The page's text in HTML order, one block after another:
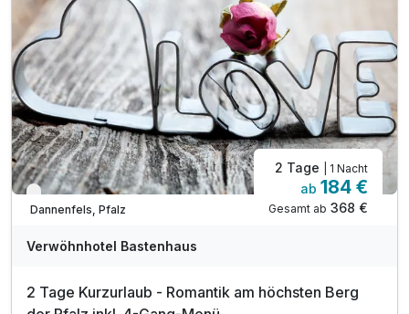
inkl. Informationsmaterial
inkl. WLAN
Verfügbar bis Dezember
Dannenfels, Pfalz
2 Tage | 1 Nacht
ab 184 €
Gesamt ab 368 €
Verwöhnhotel Bastenhaus
2 Tage Kurzurlaub - Romantik am höchsten Berg